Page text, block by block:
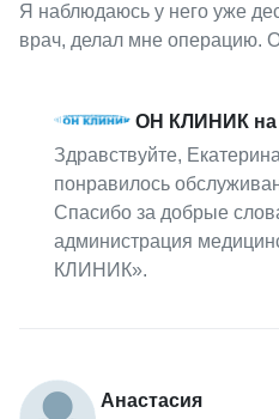
Я наблюдаюсь у него уже
врач, делал мне операцию.
ОН КЛИНИК на
Здравствуйте,
понравилось
Спасибо за добрые
администрация
КЛИНИК».
Анастасия